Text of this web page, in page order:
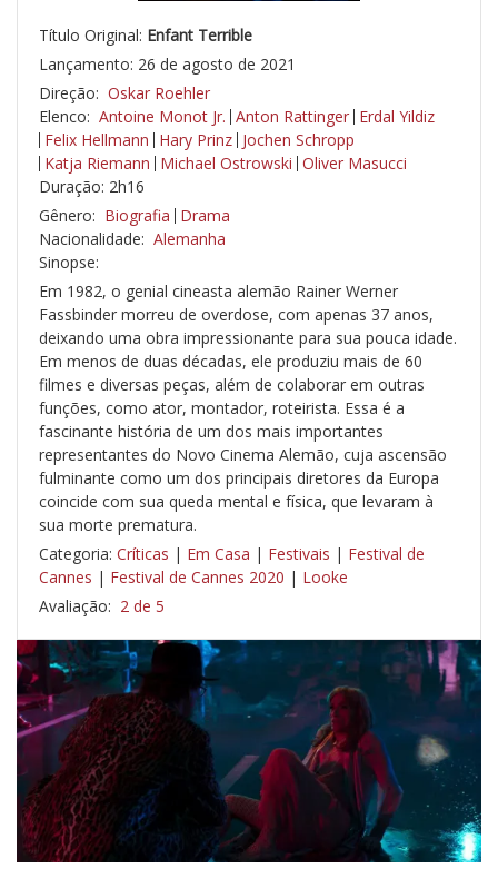
Título Original: Enfant Terrible
Lançamento: 26 de agosto de 2021
Direção: Oskar Roehler
Elenco: Antoine Monot Jr. Anton Rattinger Erdal Yildiz
Felix Hellmann Hary Prinz Jochen Schropp
Katja Riemann Michael Ostrowski Oliver Masucci
Duração: 2h16
Gênero: Biografia Drama
Nacionalidade: Alemanha
Sinopse:
Em 1982, o genial cineasta alemão Rainer Werner
Fassbinder morreu de overdose, com apenas 37 anos,
deixando uma obra impressionante para sua pouca idade.
Em menos de duas décadas, ele produziu mais de 60
filmes e diversas peças, além de colaborar em outras
funções, como ator, montador, roteirista. Essa é a
fascinante história de um dos mais importantes
representantes do Novo Cinema Alemão, cuja ascensão
fulminante como um dos principais diretores da Europa
coincide com sua queda mental e física, que levaram à
sua morte prematura.
Categoria: Críticas | Em Casa | Festivais | Festival de
Cannes | Festival de Cannes 2020 | Looke
Avaliação: 2 de 5